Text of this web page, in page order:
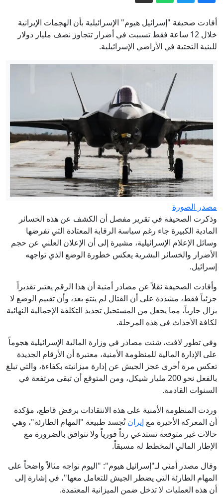
هرمز.. والرئيس الإيراني: مستعدون
للدبلوماسية والحربمسؤول حوثي لـCNN: أوامر شن عمليات
ضد السعوديين لا تأتي من إيران
الطلقة بـ13 دولارا.. الليزر يدخل سباق
إسقاط المسيرات
هل اقتربت "الصراصير" من إزاحة
"مودي"؟
شاهد.. سيول جارفة تغمر شوارع صنعاء
وتُغرق سيارات ورياح تقتلع لوحات
إيران مباشر.. توقعات باتفاق قريب بشأن
هرمز وطهران تتعهد بالدفاع عن مذكرة
التفاهم
أفادت صحيفة "إسرائيل هيوم" الإسرائيلية بأن الهجمات الإيرانية
خلال 12 ساعة فقط تسببت في أضرار تتجاوز نصف مليار دولار
للبنية التحتية في الأراضي الإسرائيلية.
مصدر الصورة
وذكرت الصحيفة في تقرير مفصل أن الكشف عن هذه الخسائر
المادية الكبيرة جاء رغم سياسة الرقابة المعتادة التي تفرضها
وسائل الإعلام الإسرائيلية، مشيرة إلى أن الإعلان العلني عن حجم
الأضرار والخسائر البشرية يعكس خطورة الوضع الذي تواجهه
إسرائيل.
وأفادت الصحيفة نقلاً عن مصادر أمنية أن هذا الرقم يعتبر تقديراً
جزئياً فقط، مشددة على أن القتال لم ينتهِ بعد، وأن تقييم الوضع لا
يزال جارياً، مما يجعل من المستحيل تحديد التكلفة الإجمالية النهائية
لكافة الأحداث في هذه المرحلة.
وفي تطور لافت، شنت مصادر في وزارة المالية الإسرائيلية هجوماً
على الإدارة المالية للمنظومة الأمنية، معتبرة أن الأرقام الجديدة
تعكس مرة أخرى عجز الجيش عن إدارة ميزانيته بكفاءة، والتي تبلغ
بالفعل نحو 200 مليار شيكل، ومن المتوقع أن تبقى مرتفعة في
السنوات القادمة.
وردت المنظومة الأمنية على هذه الانتقادات برفض قاطع، مؤكدة
أن المعركة الأخيرة مع إيرانتُجسد طبيعة "المهام الطارئة"، وهي
حالات غير متوقعة تستدعي رداً فورياً ولا تتوافق بالضرورة مع
الإطار المالي المخطط له مسبقاً.
وقال مصدر أمني لـ"إسرائيل هيوم": "اليوم نواجه مثالاً واضحاً على
المهام الطارئة التي يضطر الجيش للتعامل معها"، في إشارة إلى
أن هذه العمليات لا تدخل ضمن الميزانية المعتمدة.